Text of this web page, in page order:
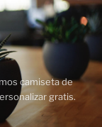
camiseta de
gratis.